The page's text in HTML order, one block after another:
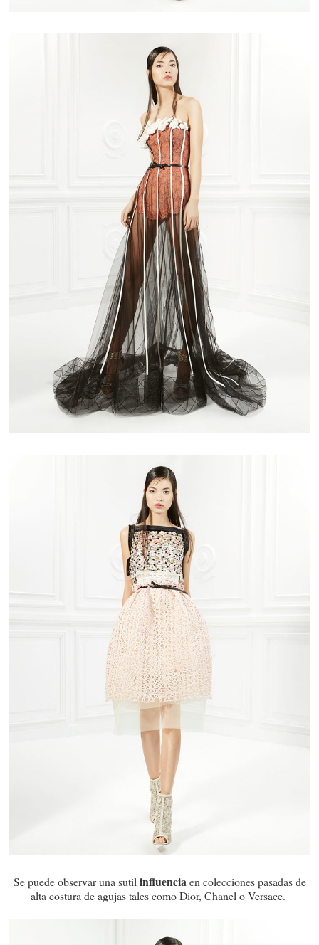
Se puede observar una sutil influenciaen colecciones pasadas de
alta costura de agujas tales como Dior, Chanel o Versace.